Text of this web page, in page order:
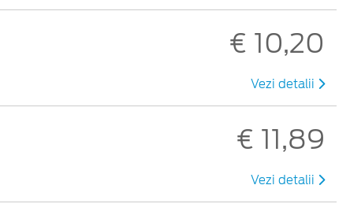
€ 10,20
Vezi detalii
€ 11,89
Vezi detalii